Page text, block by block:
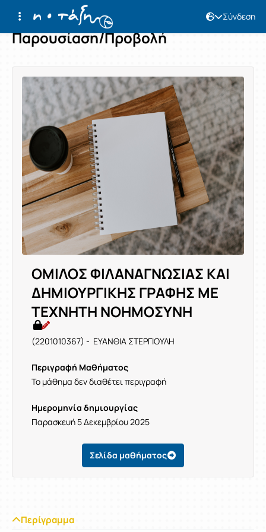
Σύνδεση
Παρουσίαση/Προβολή
ΟΜΙΛΟΣ ΦΙΛΑΝΑΓΝΩΣΙΑΣ ΚΑΙ
ΔΗΜΙΟΥΡΓΙΚΗΣ ΓΡΑΦΗΣ ΜΕ
ΤΕΧΝΗΤΗ ΝΟΗΜΟΣΥΝΗ
(2201010367) - ΕΥΑΝΘΙΑ ΣΤΕΡΓΙΟΥΛΗ
Περιγραφή Μαθήματος
Το μάθημα δεν διαθέτει περιγραφή
Ημερομηνία δημιουργίας
Παρασκευή 5 Δεκεμβρίου 2025
Σελίδα μαθήματος
Περίγραμμα